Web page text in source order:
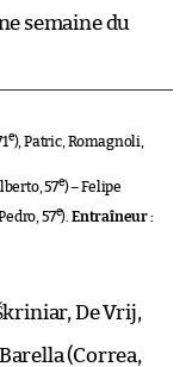
semaine du
e), Patric, Romagnoli,
57e) – Felipe
57e). Entraîneur :
De Vrij,
(Correa,